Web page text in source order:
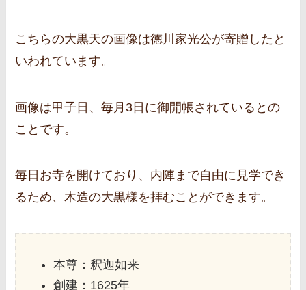
こちらの大黒天の画像は徳川家光公が寄贈したと
いわれています。
画像は甲子日、毎月3日に御開帳されているとの
ことです。
毎日お寺を開けており、内陣まで自由に見学でき
るため、木造の大黒様を拝むことができます。
本尊：釈迦如来
創建：1625年